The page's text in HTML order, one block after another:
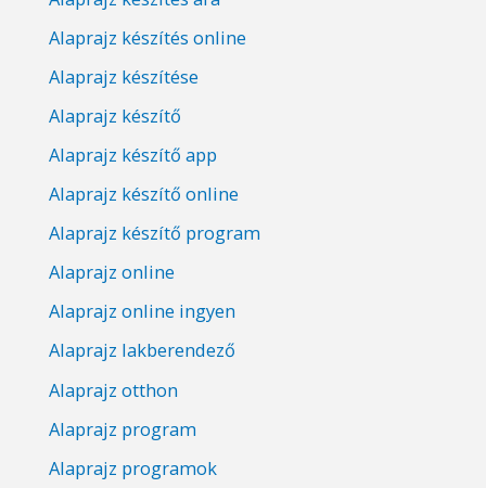
Alaprajz készítés online
Alaprajz készítése
Alaprajz készítő
Alaprajz készítő app
Alaprajz készítő online
Alaprajz készítő program
Alaprajz online
Alaprajz online ingyen
Alaprajz lakberendező
Alaprajz otthon
Alaprajz program
Alaprajz programok